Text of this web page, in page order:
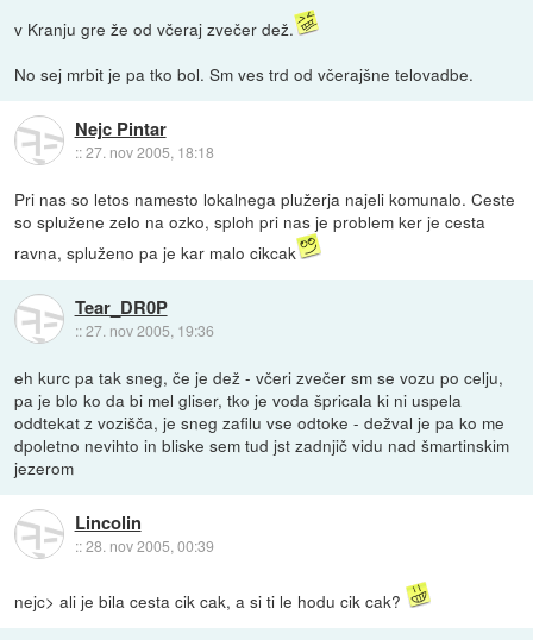
v Kranju gre že od včeraj zvečer dež.
No sej mrbit je pa tko bol. Sm ves trd od včerajšne telovadbe.
Nejc Pintar
::27. nov 2005, 18:18
Pri nas so letos namesto lokalnega plužerja najeli komunalo. Ceste
so splužene zelo na ozko, sploh pri nas je problem ker je cesta
ravna, spluženo pa je kar malo cikcak
Tear_DR0P
::27. nov 2005, 19:36
eh kurc pa tak sneg, če je dež - včeri zvečer sm se vozu po celju,
pa je blo ko da bi mel gliser, tko je voda špricala ki ni uspela
oddtekat z vozišča, je sneg zafilu vse odtoke - dežval je pa ko me
dpoletno nevihto in bliske sem tud jst zadnjič vidu nad šmartinskim
jezerom
Lincolin
::28. nov 2005, 00:39
nejc> ali je bila cesta cik cak, a si ti le hodu cik cak?